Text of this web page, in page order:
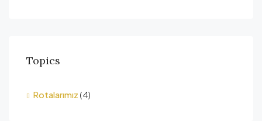
Topics
Rotalarımız (4)